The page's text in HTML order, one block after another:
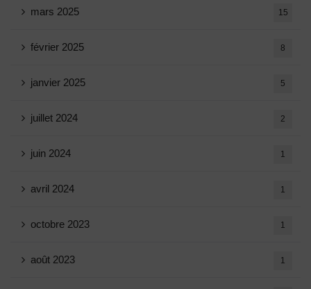
mars 2025 15
février 2025 8
janvier 2025 5
juillet 2024 2
juin 2024 1
avril 2024 1
octobre 2023 1
août 2023 1